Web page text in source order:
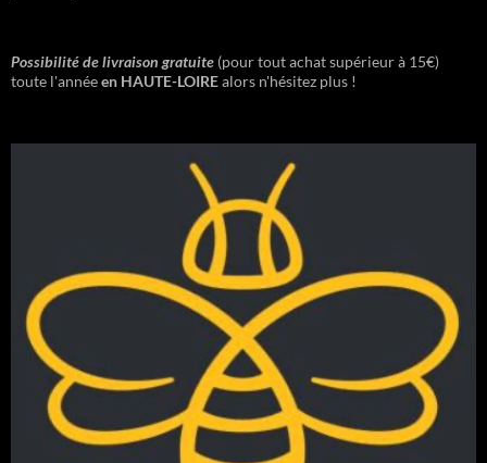
Possibilité de livraison gratuite (pour tout achat supérieur à 15€)
toute l'annéeen HAUTE-LOIREalors n'hésitez plus !